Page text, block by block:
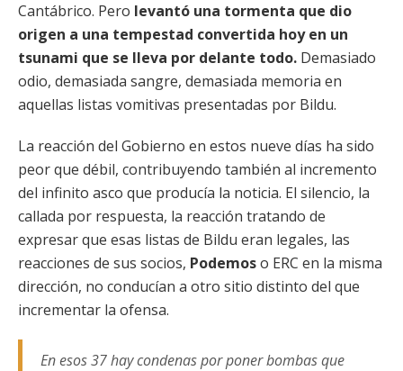
Cantábrico. Pero levantó una tormenta que dio
origen a una tempestad convertida hoy en un
tsunami que se lleva por delante todo. Demasiado
odio, demasiada sangre, demasiada memoria en
aquellas listas vomitivas presentadas por Bildu.
La reacción del Gobierno en estos nueve días ha sido
peor que débil, contribuyendo también al incremento
del infinito asco que producía la noticia. El silencio, la
callada por respuesta, la reacción tratando de
expresar que esas listas de Bildu eran legales, las
reacciones de sus socios, Podemoso ERC en la misma
dirección, no conducían a otro sitio distinto del que
incrementar la ofensa.
En esos 37 hay condenas por poner bombas que